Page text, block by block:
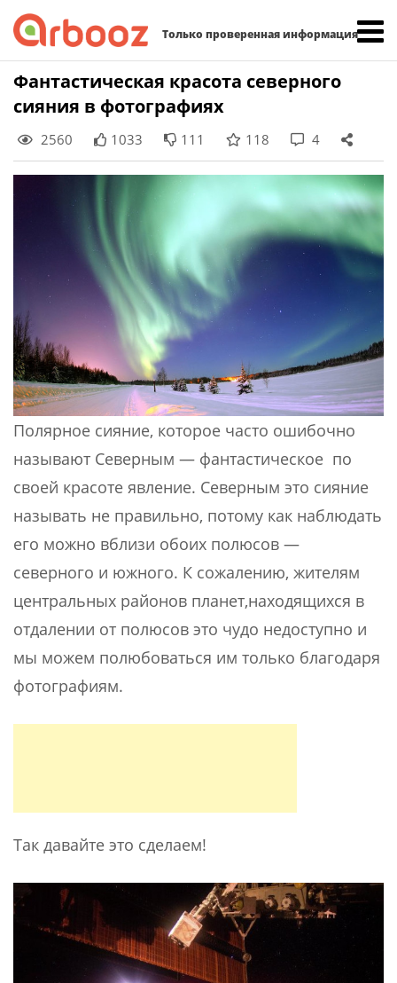
Только проверенная информация
Skip
Фантастическая красота северного
сияния в фотографиях
2560 1033 111 118 4
Полярное сияние, которое часто ошибочно
называют Северным — фантастическое по
своей красоте явление. Северным это сияние
называть не правильно, потому как наблюдать
его можно вблизи обоих полюсов —
северного и южного. К сожалению, жителям
центральных районов планет,находящихся в
отдалении от полюсов это чудо недоступно и
мы можем полюбоваться им только благодаря
фотографиям.
Так давайте это сделаем!
Найти: